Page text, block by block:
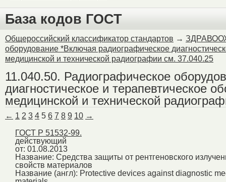
База кодов ГОСТ
Общероссийский классификатор стандартов →
оборудование *Включая радиографическое
медицинской и технической радиографии см. 37.040.25
11.040.50. Радиографическое
диагностическое и терапевтическое
медицинской и технической
← 1 2 3 4 5 6 7 8 9 10 →
ГОСТ Р 51532-99.
действующий
от: 01.08.2013
Название: Средства защиты от рентгеновского
свойств материалов
Название (англ): Protective devices against diagnostic